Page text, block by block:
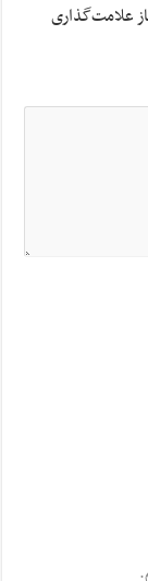
علامت‌گذاری